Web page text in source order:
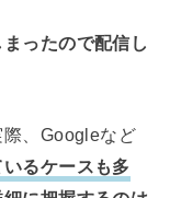
ったので配信し
際、Googleなど
るケースも多